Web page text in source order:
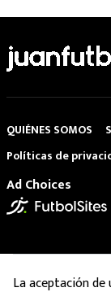
QUIÉNES SOMOS
Políticas de
Ad Choices
La aceptación